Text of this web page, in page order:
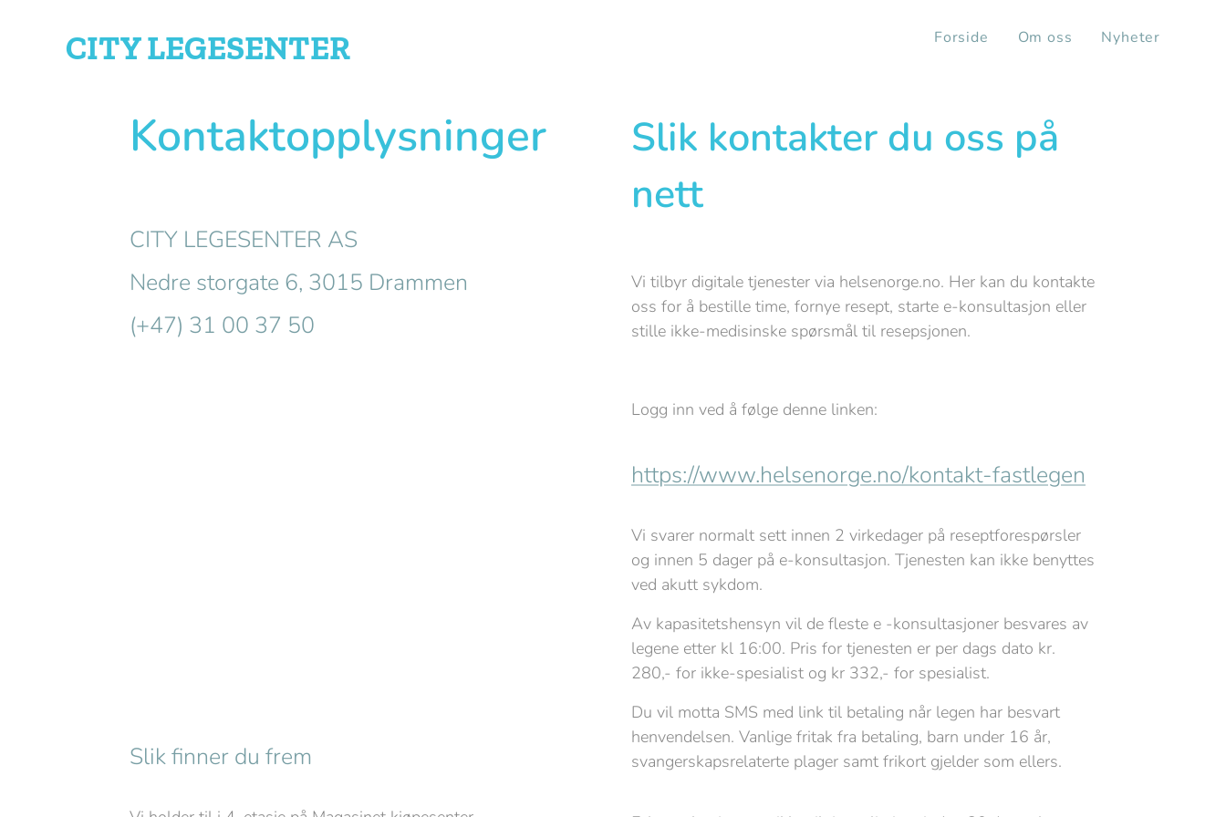
CITYLEGESENTER Forside Om oss Nyheter
Kontaktopplysninger
CITY LEGESENTER AS
Nedre storgate 6, 3015 Drammen
(+47) 31 00 37 50
Slik finner du frem
Slik kontakter du oss på
nett
Vi tilbyr digitale tjenester via helsenorge.no. Her kan du kontakte
oss for å bestille time, fornye resept, starte e-konsultasjon eller
stille ikke-medisinske spørsmål til resepsjonen.
Logg inn ved å følge denne linken:
https://www.helsenorge.no/kontakt-fastlegen
Vi svarer normalt sett innen 2 virkedager på reseptforespørsler
og innen 5 dager på e-konsultasjon. Tjenesten kan ikke benyttes
ved akutt sykdom.
Av kapasitetshensyn vil de fleste e -konsultasjoner besvares av
legene etter kl 16:00. Pris for tjenesten er per dags dato kr.
280,- for ikke-spesialist og kr 332,- for spesialist.
Du vil motta SMS med link til betaling når legen har besvart
henvendelsen. Vanlige fritak fra betaling, barn under 16 år,
svangerskapsrelaterte plager samt frikort gjelder som ellers.